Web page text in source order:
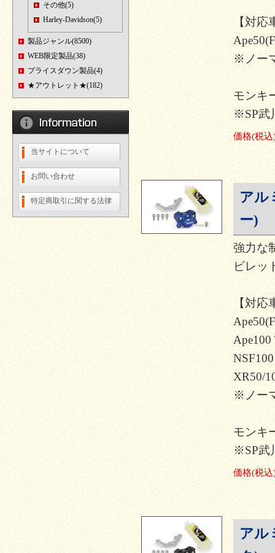
その他(5)
Harley-Davidson(5)
製品ジャンル(8500)
WEB限定製品(38)
プライスダウン製品(4)
★アウトレット★(182)
当サイトについて
お問い合わせ
特定商取引に関する法律
【対応
※ノー
モンキ
※SP武
価格(税込
アル
ー)
強力な
ビレッ
【対応
Ape100
NSF100
XR50/
※ノー
モンキ
※SP武
価格(税込
アル